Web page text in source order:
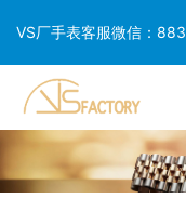
VS厂手表客服微信：